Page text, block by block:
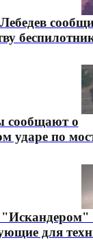
сообщают о
ударе по
для